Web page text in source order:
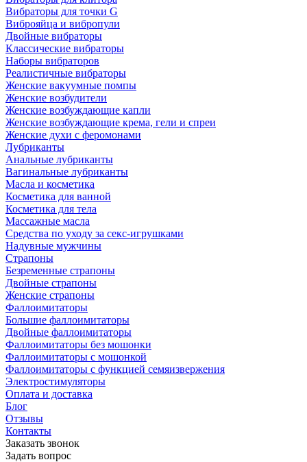
Вибраторы для точки G
Виброяйца и вибропули
Двойные вибраторы
Классические вибраторы
Наборы вибраторов
Реалистичные вибраторы
Женские вакуумные помпы
Женские возбудители
Женские возбуждающие капли
Женские возбуждающие крема, гели и спреи
Женские духи с феромонами
Лубриканты
Анальные лубриканты
Вагинальные лубриканты
Масла и косметика
Косметика для ванной
Косметика для тела
Массажные масла
Средства по уходу за секс-игрушками
Надувные мужчины
Страпоны
Безременные страпоны
Двойные страпоны
Женские страпоны
Фаллоимитаторы
Большие фаллоимитаторы
Двойные фаллоимитаторы
Фаллоимитаторы без мошонки
Фаллоимитаторы с мошонкой
Фаллоимитаторы с функцией семяизвержения
Электростимуляторы
Оплата и доставка
Блог
Отзывы
Контакты
Заказать звонок
Задать вопрос